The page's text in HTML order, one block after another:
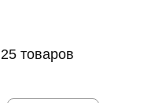
товаров